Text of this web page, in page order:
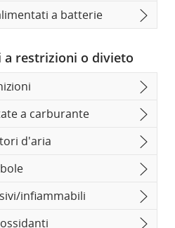
a batterie
restrizioni o divieto
a carburante
d'aria
infiammabili